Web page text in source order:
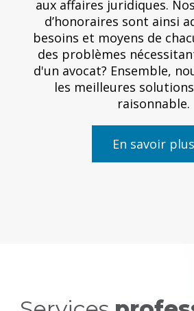
aux affaires juridiques.
d’honoraires sont ainsi
besoins et moyens de
des problèmes
d'un avocat? Ensemble,
les meilleures
raisonnable.
En savoir plus